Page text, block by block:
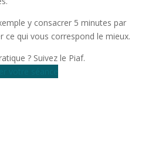
y consacrer 5 minutes par
ce qui vous correspond le mieux.
? Suivez le Piaf.